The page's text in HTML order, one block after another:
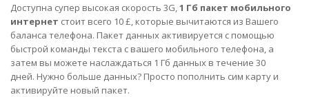
Доступна супер высокая скорость 3G, 1 Гб пакет мобильного
интернет стоит всего 10 £, которые вычитаются из Вашего
баланса телефона. Пакет данных активируется с помощью
быстрой команды текста с вашего мобильного телефона, а
затем вы можете наслаждаться 1 Гб данных в течение 30
дней. Нужно больше данных? Просто пополнить сим карту и
активируйте новый пакет.